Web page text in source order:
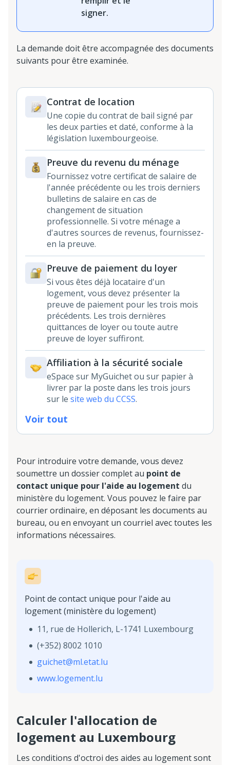
signer.
La demande doit être accompagnée des documents
suivants pour être examinée.
Contrat de location
Une copie du contrat de bail signé par
les deux parties et daté, conforme à la
législation luxembourgeoise.
Preuve du revenu du ménage
Fournissez votre certificat de salaire de
l'année précédente ou les trois derniers
bulletins de salaire en cas de
changement de situation
professionnelle. Si votre ménage a
d'autres sources de revenus, fournissez-
en la preuve.
Preuve de paiement du loyer
Si vous êtes déjà locataire d'un
logement, vous devez présenter la
preuve de paiement pour les trois mois
précédents. Les trois dernières
quittances de loyer ou toute autre
preuve de loyer suffiront.
Affiliation à la sécurité sociale
eSpace sur MyGuichet ou sur papier à
livrer par la poste dans les trois jours
sur le site web du CCSS.
Voir tout
Pour introduire votre demande, vous devez
soumettre un dossier complet au point de
contact unique pour l'aide au logement du
ministère du logement. Vous pouvez le faire par
courrier ordinaire, en déposant les documents au
bureau, ou en envoyant un courriel avec toutes les
informations nécessaires.
Point de contact unique pour l'aide au
logement (ministère du logement)
11, rue de Hollerich, L-1741 Luxembourg
(+352) 8002 1010
guichet@ml.etat.lu
www.logement.lu
Calculer l'allocation de
logement au Luxembourg
Les conditions d'octroi des aides au logement sont